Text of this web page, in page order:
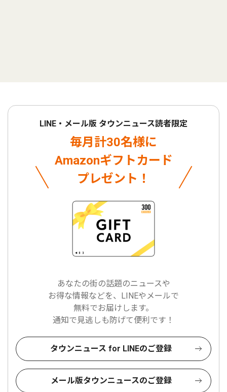
LINE・メール版 タウンニュース読者限定
毎月計30名様に
Amazonギフトカード
プレゼント！
あなたの街の話題のニュースや
お得な情報などを、LINEやメールで
無料でお届けします。
通知で見逃しも防げて便利です！
タウンニュース for LINEのご登録
メール版タウンニュースのご登録